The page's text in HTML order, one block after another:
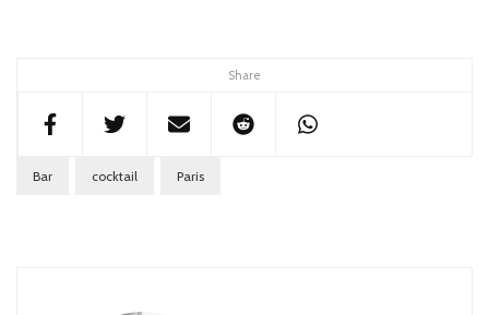
Share
Bar cocktail Paris